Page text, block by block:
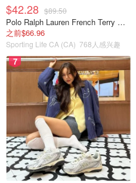
$42.28 $89.50
Polo Ralph Lauren French Terry 女童连帽卫衣 7-16码
之前$66.96
Sporting Life CA (CA) 768人感兴趣
7